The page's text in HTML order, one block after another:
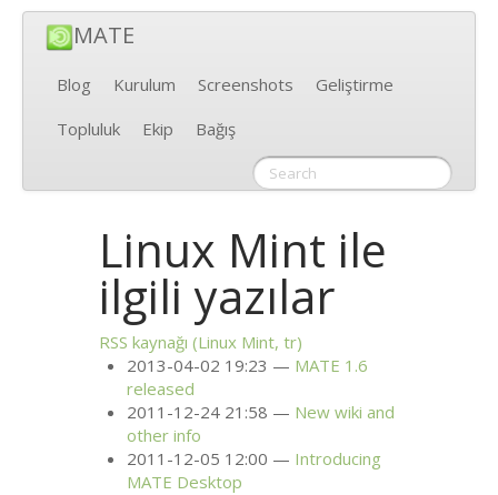
MATE
Blog Kurulum Screenshots
Geliştirme
Topluluk
Ekip Bağış
Linux Mint ile
ilgili yazılar
RSS kaynağı (Linux Mint, tr)
2013-04-02 19:23
MATE 1.6
released
2011-12-24 21:58
New wiki and
other info
2011-12-05 12:00
Introducing
MATE Desktop